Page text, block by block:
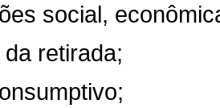
social,
retirada;